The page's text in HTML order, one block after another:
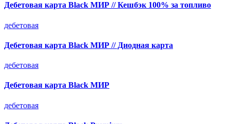
Дебетовая карта Black МИР // Кешбэк 100% за топливо
дебетовая
Дебетовая карта Black МИР // Диодная карта
дебетовая
Дебетовая карта Black МИР
дебетовая